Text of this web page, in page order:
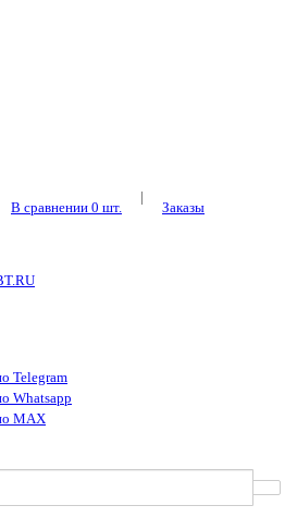
В сравнении 0 шт.
|
Заказы